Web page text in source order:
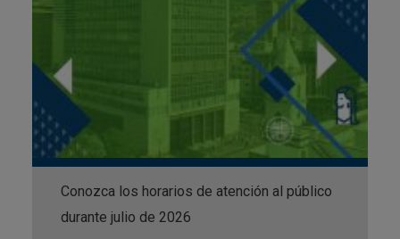
Tenga en cuenta que los billetes y monedas que se
cambian en los Centros Complementarios de Efectivo
deben ser colombianos
Servicios de cambio para la ciudadanía
(sólo operaciones de cambio de billete):
Conozca los horarios de atención al público
durante julio de 2026